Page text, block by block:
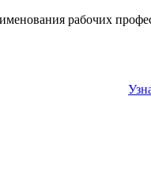
рабочих